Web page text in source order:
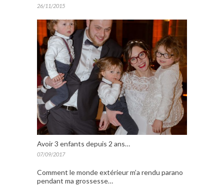
26/11/2015
Avoir 3 enfants depuis 2 ans…
07/09/2017
Comment le monde extérieur m’a rendu parano
pendant ma grossesse…